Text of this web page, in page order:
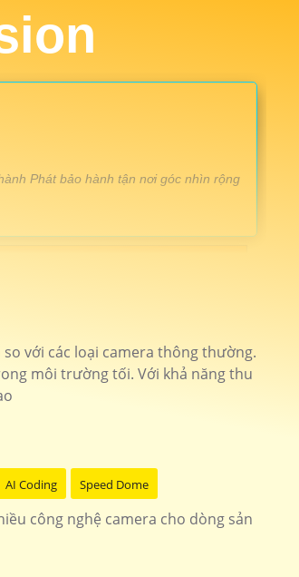
Phát bảo hành tận nơi góc nhìn rộng
KX-C8013S
KX-C2102LQ-A
Ghi KBvision
với các loại camera thông thường.
môi trường tối. Với khả năng thu
AI Coding Speed Dome
công nghệ camera cho dòng sản